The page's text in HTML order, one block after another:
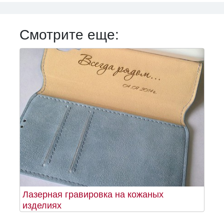
Смотрите еще:
Лазерная гравировка на кожаных
изделиях